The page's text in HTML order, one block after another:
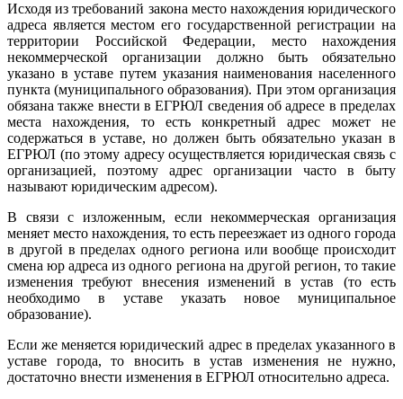
Исходя из требований закона место нахождения юридического
адреса являетсяместом его государственной регистрации на
территории Российской Федерации, место нахождения
некоммерческой организации должно быть обязательно
указано в уставе путем указания наименования населенного
пункта (муниципального образования). При этом организация
обязана также внести в ЕГРЮЛ сведения об адресе в пределах
места нахождения, то есть конкретный адрес может не
содержаться в уставе, но должен быть обязательно указан в
ЕГРЮЛ (по этому адресу осуществляется юридическая связь с
организацией, поэтому адрес организации часто в быту
называют юридическим адресом).
В связи с изложенным, если некоммерческая организация
меняет место нахождения, то есть переезжает из одного города
в другой в пределах одного региона или вообще происходит
смена юр адреса из одного региона на другой регион, то такие
изменения требуют внесения изменений в устав (то есть
необходимо в уставе указать новое муниципальное
образование).
Если же меняется юридический адрес в пределах указанного в
уставе города, то вносить в устав изменения не нужно,
достаточно внести изменения в ЕГРЮЛ относительно адреса.